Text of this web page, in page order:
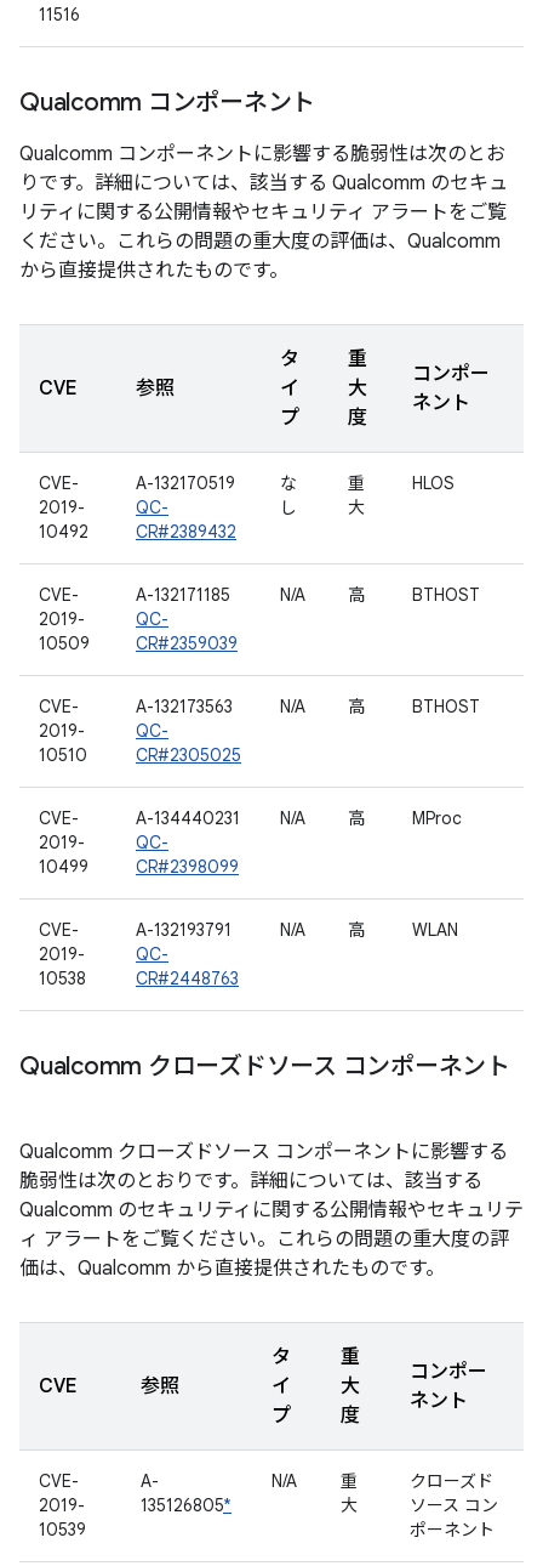
11516
Qualcomm コンポーネント
Qualcomm コンポーネントに影響する脆弱性は次のとお
りです。詳細については、該当する Qualcomm のセキュ
リティに関する公開情報やセキュリティ アラートをご覧
ください。これらの問題の重大度の評価は、Qualcomm
から直接提供されたものです。
CVE 参照
タ
イ
プ
重
大
度
コンポー
ネント
CVE-
2019-
10492
A-132170519
QC-
CR#2389432
な
し
重
大
HLOS
CVE-
2019-
10509
A-132171185
QC-
CR#2359039
N/A 高 BTHOST
CVE-
2019-
10510
A-132173563
QC-
CR#2305025
N/A 高 BTHOST
CVE-
2019-
10499
A-134440231
QC-
CR#2398099
N/A 高 MProc
CVE-
2019-
10538
A-132193791
QC-
CR#2448763
N/A 高 WLAN
Qualcomm クローズドソース コンポーネント
Qualcomm クローズドソース コンポーネントに影響する
脆弱性は次のとおりです。詳細については、該当する
Qualcomm のセキュリティに関する公開情報やセキュリテ
ィ アラートをご覧ください。これらの問題の重大度の評
価は、Qualcomm から直接提供されたものです。
CVE 参照
タ
イ
プ
重
大
度
コンポー
ネント
CVE-
2019-
10539
A-
135126805*
N/A
重
大
クローズド
ソース コン
ポーネント